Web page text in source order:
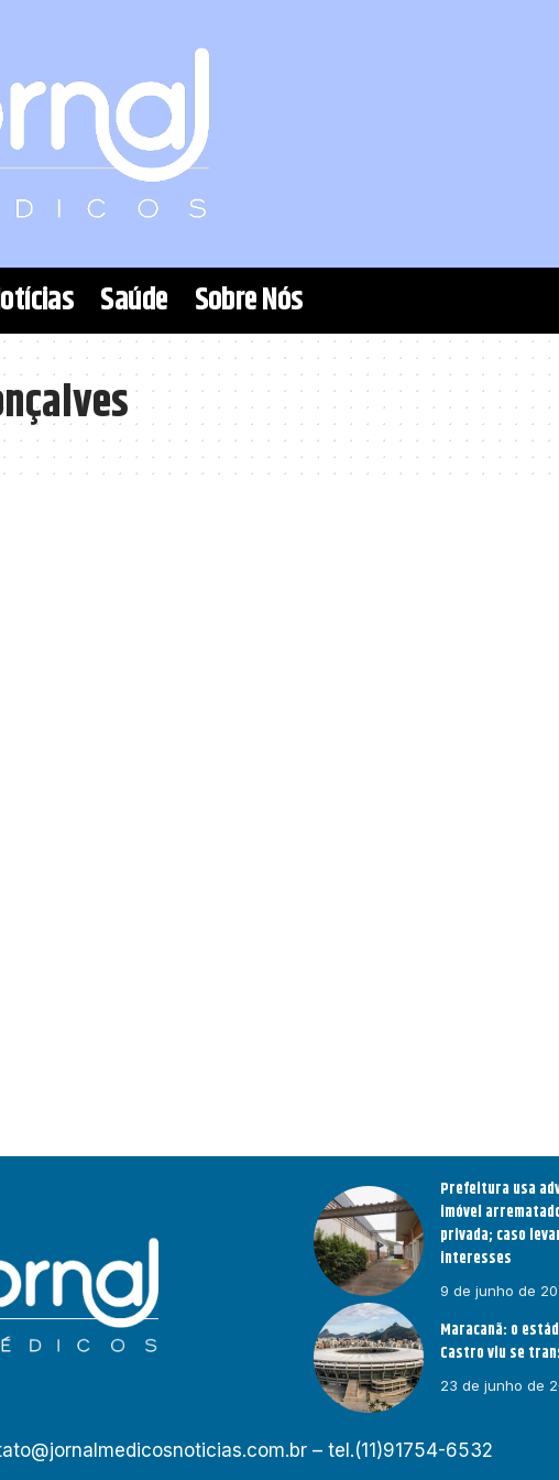
Saúde Sobre Nós
Prefeitura usa
imóvel
privada; caso
interesses
9 de junho de
Maracanã: o
Castro viu se
23 de junho de
– tel.(11)91754-6532